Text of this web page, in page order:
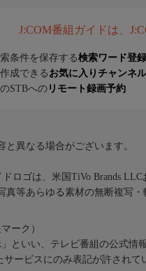
J:COM番組ガイドは、
条件を保存する検索ワード登録
成できる お気に入りチャンネ
STBへの リモート録画予約
異なる場合がございます。
ロゴは、米国TiVo Brands
等あらゆる素材の無断複写・
ーク）
といい、テレビ番組の公式情
サービスにのみ表記が許されて